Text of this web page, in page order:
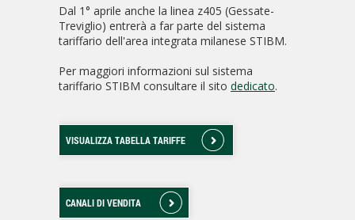
Dal 1° aprile anche la linea z405 (Gessate-
Treviglio) entrerà a far parte del sistema
tariffario dell'area integrata milanese STIBM.
Per maggiori informazioni sul sistema
tariffario STIBM consultare il sito dedicato.
VISUALIZZA TABELLA TARIFFE
CANALI DI VENDITA